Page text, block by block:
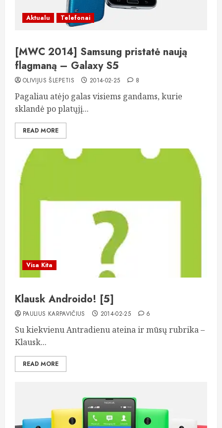
Aktualu Telefonai
[MWC 2014] Samsung pristatė naują
flagmaną – Galaxy S5
OLIVIJUS ŠLEPETIS 2014-02-25 8
Pagaliau atėjo galas visiems gandams, kurie
sklandė po platųjį...
READ MORE
Visa Kita
Klausk Androido! [5]
PAULIUS KARPAVIČIUS 2014-02-25 6
Su kiekvienu Antradienu ateina ir mūsų rubrika –
Klausk...
READ MORE